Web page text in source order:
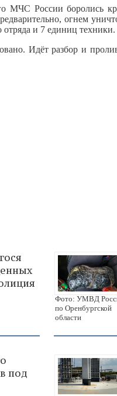
МЧС России боролись
огнем
отряда и 7 единиц техники.
Идёт разбор и
Фото: УМВД
по Оренбургской
области
под